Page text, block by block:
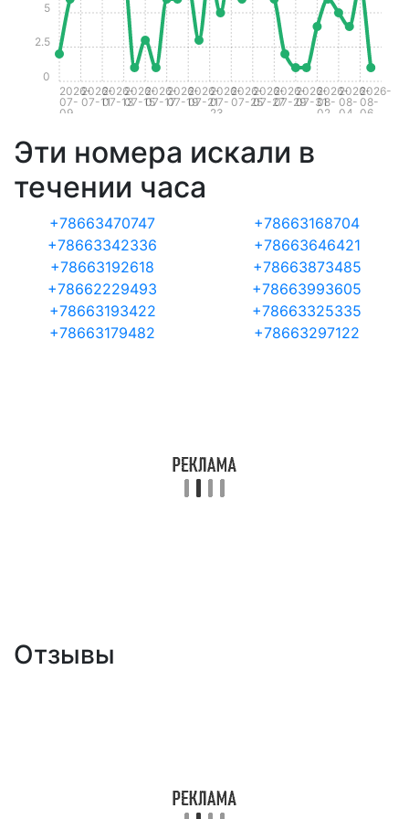
2026-
07-
09
2026-
07-11
2026-
07-13
2026-
07-15
2026-
07-17
2026-
07-19
2026-
07-21
2026-
07-
23
2026-
07-25
2026-
07-27
2026-
07-29
2026-
07-31
2026-
08-
02
2026-
08-
04
2026-
08-
06
0
2.5
5
Эти номера искали в
течении часа
+78663470747
+78663168704
+78663342336
+78663646421
+78663192618
+78663873485
+78662229493
+78663993605
+78663193422
+78663325335
+78663179482
+78663297122
Отзывы